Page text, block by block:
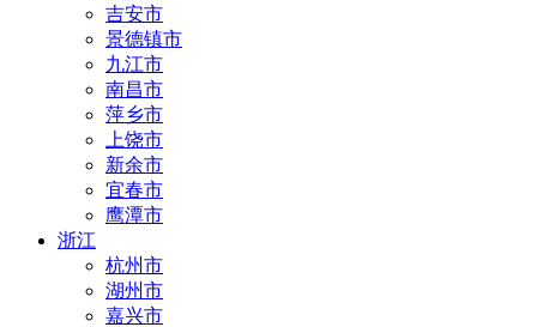
吉安市
景德镇市
九江市
南昌市
萍乡市
上饶市
新余市
宜春市
鹰潭市
浙江
杭州市
湖州市
嘉兴市